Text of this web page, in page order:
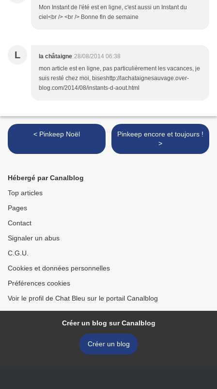
Mon Instant de l'été est en ligne, c'est aussi un Instant du
ciel<br /> <br /> Bonne fin de semaine
L la châtaigne 28/08/2014 06:38
mon article est en ligne, pas particulièrement les vacances, je
suis resté chez moi, biseshttp://lachataignesauvage.over-
blog.com/2014/08/instants-d-aout.html
< Pinkeep Noël
Pinkeep encore et toujours !
>
Hébergé par Canalblog
Top articles
Pages
Contact
Signaler un abus
C.G.U.
Cookies et données personnelles
Préférences cookies
Voir le profil de Chat Bleu sur le portail Canalblog
Créer un blog sur Canalblog
Créer un blog